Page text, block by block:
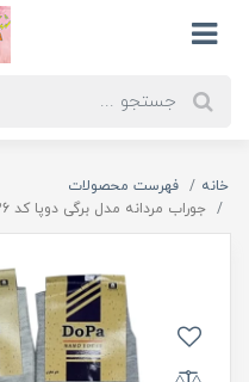
خانه
فهرست محصولات
جوراب مردانه مدل برگی دوپا کد 2136 مجموعه 6 جفتی